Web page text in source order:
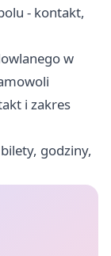
- kontakt,
w
i zakres
godziny,